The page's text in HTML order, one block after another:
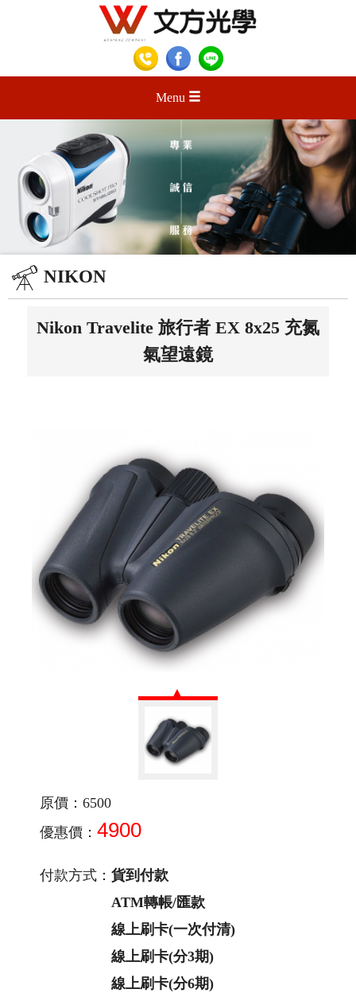
Menu
NIKON
Nikon Travelite 旅行者 EX 8x25 充氮
氣望遠鏡
原價：6500
優惠價： 4900
付款方式： 貨到付款
ATM轉帳/匯款
線上刷卡(一次付清)
線上刷卡(分3期)
線上刷卡(分6期)